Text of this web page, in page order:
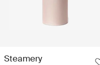
Steamery